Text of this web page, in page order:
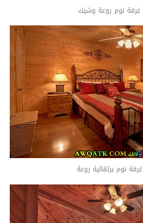
غرفة نوم روعة وشيك
غرفة نوم برتقالية روعة